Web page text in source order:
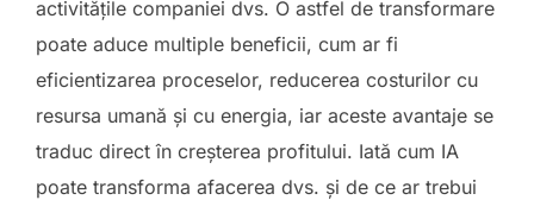
activitățile companiei dvs. O astfel de transformare
poate aduce multiple beneficii, cum ar fi
eficientizarea proceselor, reducerea costurilor cu
resursa umană și cu energia, iar aceste avantaje se
traduc direct în creșterea profitului. Iată cum IA
poate transforma afacerea dvs. și de ce ar trebui